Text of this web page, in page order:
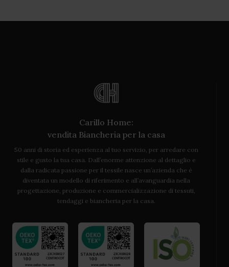
Carillo Home:
vendita Biancheria per la casa
50 anni di storia ed esperienza al tuo servizio, per arredare con
stile e gusto la tua casa. Dall’enorme attenzione al dettaglio e
dalla radicata passione per il tessile nasce un’azienda che è
diventata un modello di riferimento e all’avanguardia nella
progettazione, produzione e commercializzazione di tessuti,
tendaggi e biancheria per la casa.